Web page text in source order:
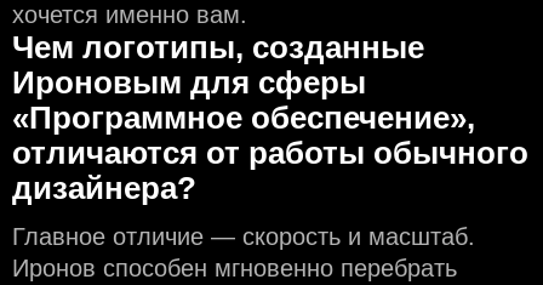
хочется именно вам.
Чем логотипы, созданные
Ироновым для сферы
«Программное обеспечение»,
отличаются от работы обычного
дизайнера?
Главное отличие — скорость и масштаб.
Иронов способен мгновенно перебрать